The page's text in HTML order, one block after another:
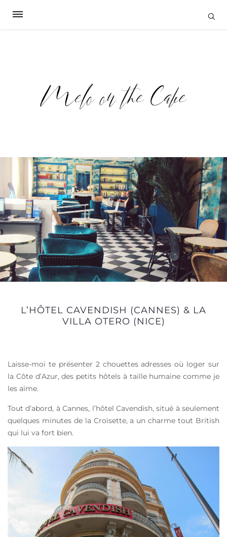
L’HÔTEL CAVENDISH (CANNES) & LA
VILLA OTERO (NICE)
Laisse-moi te présenter 2 chouettes adresses où loger sur
la Côte d’Azur, des petits hôtels à taille humaine comme je
les aime.
Tout d’abord, à Cannes, l’hôtel Cavendish, situé à seulement
quelques minutes de la Croisette, a un charme tout British
qui lui va fort bien.